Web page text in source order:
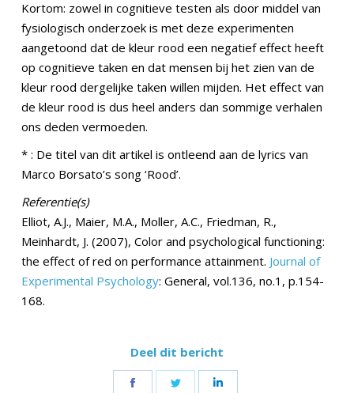
Kortom: zowel in cognitieve testen als door middel van
fysiologisch onderzoek is met deze experimenten
aangetoond dat de kleur rood een negatief effect heeft
op cognitieve taken en dat mensen bij het zien van de
kleur rood dergelijke taken willen mijden. Het effect van
de kleur rood is dus heel anders dan sommige verhalen
ons deden vermoeden.
* : De titel van dit artikel is ontleend aan de lyrics van
Marco Borsato’s song ‘Rood’.
Referentie(s)
Elliot, A.J., Maier, M.A., Moller, A.C., Friedman, R.,
Meinhardt, J. (2007), Color and psychological functioning:
the effect of red on performance attainment. Journal of
Experimental Psychology: General, vol.136, no.1, p.154-
168.
Deel dit bericht
Share
Share